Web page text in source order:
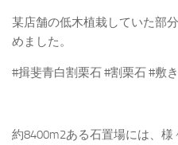
某店舗の低木植栽していた部
めました。
#揖斐青白割栗石 #割栗石 #敷
約8400m2ある石置場には、